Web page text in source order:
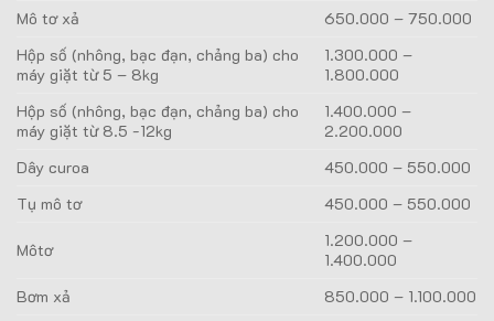
Mô tơ xả
650.000 – 750.000
Hộp số (nhông, bạc đạn, chảng ba) cho
máy giặt từ 5 – 8kg
1.300.000 –
1.800.000
Hộp số (nhông, bạc đạn, chảng ba) cho
máy giặt từ 8.5 -12kg
1.400.000 –
2.200.000
Dây curoa
450.000 – 550.000
Tụ mô tơ
450.000 – 550.000
Môtơ
1.200.000 –
1.400.000
Bơm xả
850.000 – 1.100.000